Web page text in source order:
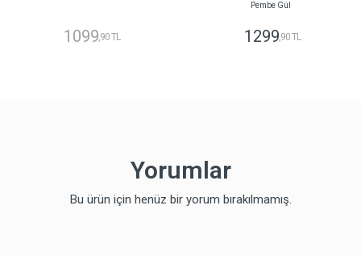
1099,90 TL
Pembe Gül
1299,90 TL
Yorumlar
Bu ürün için henüz bir yorum bırakılmamış.